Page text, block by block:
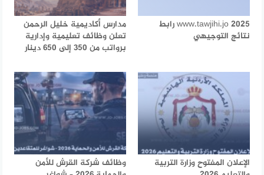
www.tawjihi.jo 2025 رابط
نتائج التوجيهي
مدارس أكاديمية خليل الرحمن
تعلن وظائف تعليمية وإدارية
برواتب من 350 إلى 650 دينار
الإعلان المفتوح وزارة التربية
وظائف شركة القرش للأمن